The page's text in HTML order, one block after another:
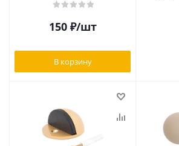
150₽/шт
В корзину